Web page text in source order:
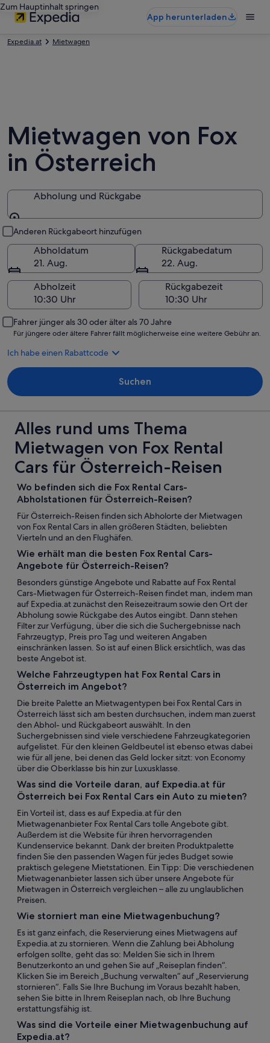
Zum Hauptinhalt springen
App herunterladen
Expedia.at Mietwagen
Mietwagen von Fox
in Österreich
Abholung und Rückgabe
Anderen Rückgabeort hinzufügen
Abholdatum
21. Aug.
Rückgabedatum
22. Aug.
Abholzeit
Rückgabezeit
Fahrer jünger als 30 oder älter als 70 Jahre
Für jüngere oder ältere Fahrer fällt möglicherweise eine weitere Gebühr an.
Ich habe einen Rabattcode
Suchen
Alles rund ums Thema
Mietwagen von Fox Rental
Cars für Österreich-Reisen
Wo befinden sich die Fox Rental Cars-
Abholstationen für Österreich-Reisen?
Für Österreich-Reisen finden sich Abholorte der Mietwagen
von Fox Rental Cars in allen größeren Städten, beliebten
Vierteln und an den Flughäfen.
Wie erhält man die besten Fox Rental Cars-
Angebote für Österreich-Reisen?
Besonders günstige Angebote und Rabatte auf Fox Rental
Cars-Mietwagen für Österreich-Reisen findet man, indem man
auf Expedia.at zunächst den Reisezeitraum sowie den Ort der
Abholung sowie Rückgabe des Autos eingibt. Dann stehen
Filter zur Verfügung, über die sich die Suchergebnisse nach
Fahrzeugtyp, Preis pro Tag und weiteren Angaben
einschränken lassen. So ist auf einen Blick ersichtlich, was das
beste Angebot ist.
Welche Fahrzeugtypen hat Fox Rental Cars in
Österreich im Angebot?
Die breite Palette an Mietwagentypen bei Fox Rental Cars in
Österreich lässt sich am besten durchsuchen, indem man zuerst
den Abhol- und Rückgabeort auswählt. In den
Suchergebnissen sind viele verschiedene Fahrzeugkategorien
aufgelistet. Für den kleinen Geldbeutel ist ebenso etwas dabei
wie für all jene, bei denen das Geld locker sitzt: von Economy
über die Oberklasse bis hin zur Luxusklasse.
Was sind die Vorteile daran, auf Expedia.at für
Österreich bei Fox Rental Cars ein Auto zu mieten?
Ein Vorteil ist, dass es auf Expedia.at für den
Mietwagenanbieter Fox Rental Cars tolle Angebote gibt.
Außerdem ist die Website für ihren hervorragenden
Kundenservice bekannt. Dank der breiten Produktpalette
finden Sie den passenden Wagen für jedes Budget sowie
praktisch gelegene Mietstationen. Ein Tipp: Die verschiedenen
Mietwagenanbieter lassen sich über unsere Angebote für
Mietwagen in Österreich vergleichen – alle zu unglaublichen
Preisen.
Wie storniert man eine Mietwagenbuchung?
Es ist ganz einfach, die Reservierung eines Mietwagens auf
Expedia.at zu stornieren. Wenn die Zahlung bei Abholung
erfolgen sollte, geht das so: Melden Sie sich in Ihrem
Benutzerkonto an und gehen Sie auf „Reiseplan finden“.
Klicken Sie im Bereich „Buchung verwalten“ auf „Reservierung
stornieren“. Falls Sie Ihre Buchung im Voraus bezahlt haben,
sehen Sie bitte in Ihrem Reiseplan nach, ob Ihre Buchung
erstattungsfähig ist.
Was sind die Vorteile einer Mietwagenbuchung auf
Expedia.at?